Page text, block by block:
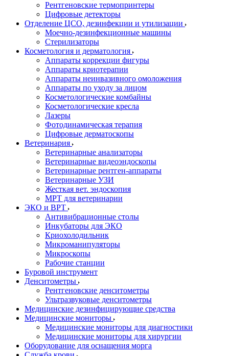
Рентгеновские термопринтеры
Цифровые детекторы
Отделение ЦСО, дезинфекции и утилизации
Моечно-дезинфекционные машины
Стерилизаторы
Косметология и дерматология
Аппараты коррекции фигуры
Аппараты криотерапии
Аппараты неинвазивного омоложения
Аппараты по уходу за лицом
Косметологические комбайны
Косметологические кресла
Лазеры
Фотодинамическая терапия
Цифровые дерматоскопы
Ветеринария
Ветеринарные анализаторы
Ветеринарные видеоэндоскопы
Ветеринарные рентген-аппараты
Ветеринарные УЗИ
Жесткая вет. эндоскопия
МРТ для ветеринарии
ЭКО и ВРТ
Антивибрационные столы
Инкубаторы для ЭКО
Криохолодильник
Микроманипуляторы
Микроскопы
Рабочие станции
Буровой инструмент
Денситометры
Рентгеновские денситометры
Ультразвуковые денситометры
Медицинские дезинфицирующие средства
Медицинские мониторы
Медицинские мониторы для диагностики
Медицинские мониторы для хирургии
Оборудование для оснащения морга